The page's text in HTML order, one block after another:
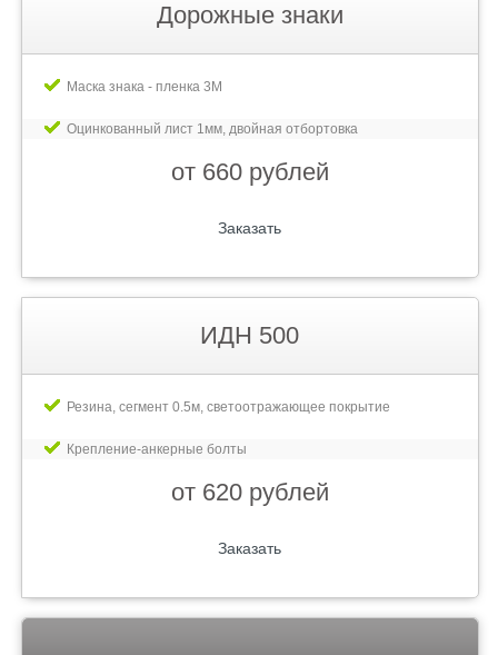
Дорожные знаки
Маска знака - пленка 3М
Оцинкованный лист 1мм, двойная отбортовка
от 660 рублей
Заказать
ИДН 500
Резина, сегмент 0.5м, светоотражающее покрытие
Крепление-анкерные болты
от 620 рублей
Заказать